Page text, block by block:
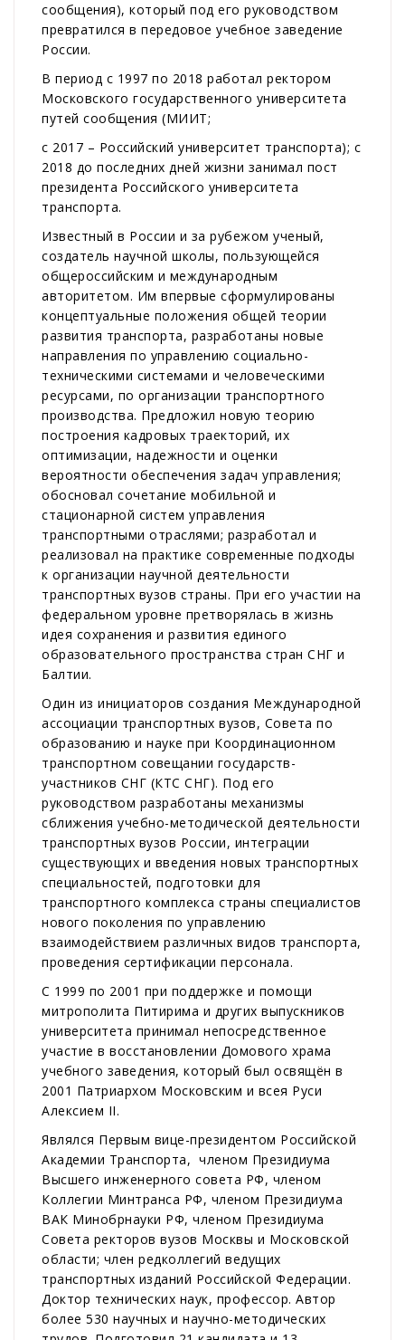
сообщения), который под его руководством
превратился в передовое учебное заведение
России.
В период с 1997 по 2018 работал ректором
Московского государственного университета
путей сообщения (МИИТ;
с 2017 – Российский университет транспорта); с
2018 до последних дней жизни занимал пост
президента Российского университета
транспорта.
Известный в России и за рубежом ученый,
создатель научной школы, пользующейся
общероссийским и международным
авторитетом. Им впервые сформулированы
концептуальные положения общей теории
развития транспорта, разработаны новые
направления по управлению социально-
техническими системами и человеческими
ресурсами, по организации транспортного
производства. Предложил новую теорию
построения кадровых траекторий, их
оптимизации, надежности и оценки
вероятности обеспечения задач управления;
обосновал сочетание мобильной и
стационарной систем управления
транспортными отраслями; разработал и
реализовал на практике современные подходы
к организации научной деятельности
транспортных вузов страны. При его участии на
федеральном уровне претворялась в жизнь
идея сохранения и развития единого
образовательного пространства стран СНГ и
Балтии.
Один из инициаторов создания Международной
ассоциации транспортных вузов, Совета по
образованию и науке при Координационном
транспортном совещании государств-
участников СНГ (КТС СНГ). Под его
руководством разработаны механизмы
сближения учебно-методической деятельности
транспортных вузов России, интеграции
существующих и введения новых транспортных
специальностей, подготовки для
транспортного комплекса страны специалистов
нового поколения по управлению
взаимодействием различных видов транспорта,
проведения сертификации персонала.
С 1999 по 2001 при поддержке и помощи
митрополита Питирима и других выпускников
университета принимал непосредственное
участие в восстановлении Домового храма
учебного заведения, который был освящён в
2001 Патриархом Московским и всея Руси
Алексием II.
Являлся Первым вице-президентом Российской
Академии Транспорта, членом Президиума
Высшего инженерного совета РФ, членом
Коллегии Минтранса РФ, членом Президиума
ВАК Минобрнауки РФ, членом Президиума
Совета ректоров вузов Москвы и Московской
области; член редколлегий ведущих
транспортных изданий Российской Федерации.
Доктор технических наук, профессор. Автор
более 530 научных и научно-методических